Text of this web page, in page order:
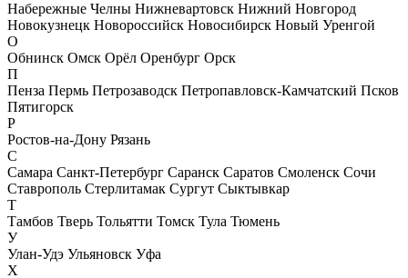
Набережные Челны Нижневартовск Нижний Новгород
Новокузнецк Новороссийск Новосибирск Новый Уренгой
О
Обнинск Омск Орёл Оренбург Орск
П
Пенза Пермь Петрозаводск Петропавловск-Камчатский Псков
Пятигорск
Р
Ростов-на-Дону Рязань
С
Самара Санкт-Петербург Саранск Саратов Смоленск Сочи
Ставрополь Стерлитамак Сургут Сыктывкар
Т
Тамбов Тверь Тольятти Томск Тула Тюмень
У
Улан-Удэ Ульяновск Уфа
Х